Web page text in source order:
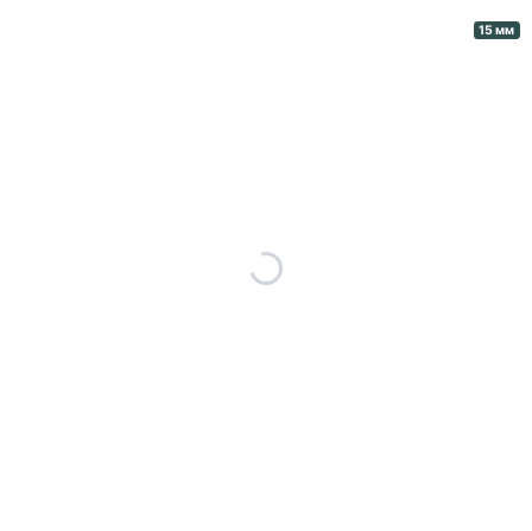
15 мм